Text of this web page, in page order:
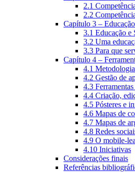
2.1
2.2
Capítulo 3 –
3.1 Educação e
3.2 Uma
3.3 Para que
Capítulo 4 –
4.1
4.2 Gestão de
4.3
4.4 Criação,
4.5 Pósteres e
4.6 Mapas de
4.7 Mapas de
4.8 Redes
4.9 O mobile-
4.10 Iniciativas
Considerações finais
Referências